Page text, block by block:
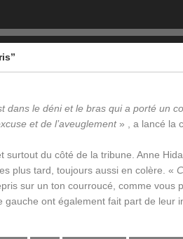
dans le déni et le bras qui a porté un
et de l’aveuglement» , a lancé la
surtout du côté de la tribune. Anne
plus tard, toujours aussi en colère. «
sur un ton courroucé, comme vous
gauche ont également fait part de leur